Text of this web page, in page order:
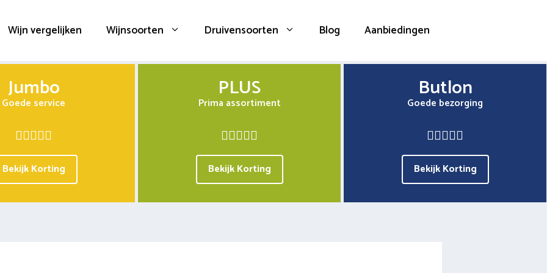
Wijn vergelijken Wijnsoorten Druivensoorten Blog Aanbiedingen
Jumbo
Goede service
Bekijk Korting
PLUS
Prima assortiment
Bekijk Korting
Butlon
Goede bezorging
Bekijk Korting